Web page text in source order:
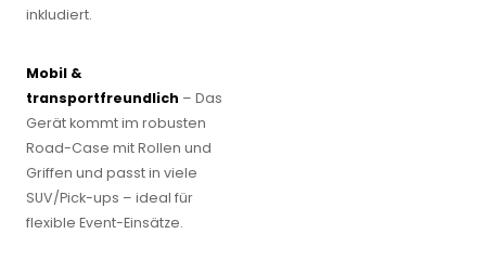
inkludiert. ‍
Mobil &
transportfreundlich – Das
Gerät kommt im robusten
Road-Case mit Rollen und
Griffen und passt in viele
SUV/Pick-ups – ideal für
flexible Event-Einsätze.